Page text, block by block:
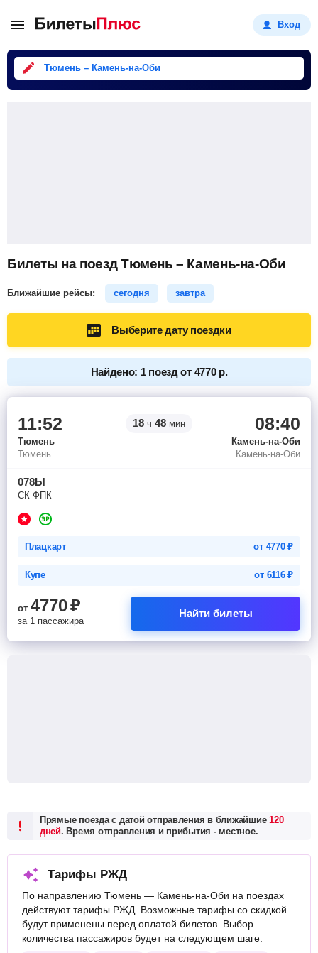
Вход
Тюмень – Камень-на-Оби
Билеты на поезд Тюмень – Камень-на-Оби
Ближайшие рейсы: сегодня завтра
Выберите дату поездки
Найдено: 1 поезд от 4770 р.
11:52 18 ч 48 мин 08:40
Тюмень
Камень-на-Оби
Тюмень
Камень-на-Оби
078Ы
СК ФПК
Плацкарт от 4770₽
Купе от 6116₽
от 4770₽
за 1 пассажира
Найти билеты
Прямые поезда с датой отправления в ближайшие120
дней. Время отправления и прибытия - местное.
Тарифы РЖД
По направлению Тюмень — Камень-на-Оби на поездах
действуют тарифы РЖД. Возможные тарифы со скидкой
будут применены перед оплатой билетов. Выбор
количества пассажиров будет на следующем шаге.